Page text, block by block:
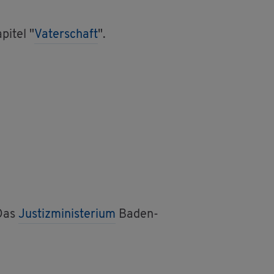
"Va­ter­schaft".
Jus­tiz­mi­nis­te­ri­um Baden-